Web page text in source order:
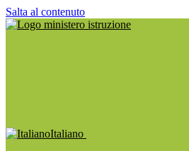
Salta al contenuto
Italiano